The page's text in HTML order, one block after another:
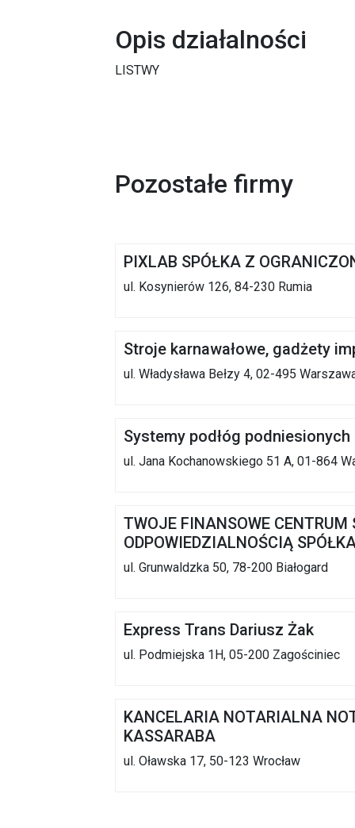
Opis działalności
LISTWY
Pozostałe firmy
PIXLAB SPÓŁKA Z
ul. Kosynierów 126, 84-230 Rumia
Stroje karnawałowe, gadżety
ul. Władysława Bełzy 4, 02-495
Systemy podłóg podniesionych
ul. Jana Kochanowskiego 51 A, 01-864
TWOJE FINANSOWE
ODPOWIEDZIALNOŚCIĄ
ul. Grunwaldzka 50, 78-200 Białogard
Express Trans Dariusz Żak
ul. Podmiejska 1H, 05-200 Zagościniec
KANCELARIA NOTARIALNA
KASSARABA
ul. Oławska 17, 50-123 Wrocław